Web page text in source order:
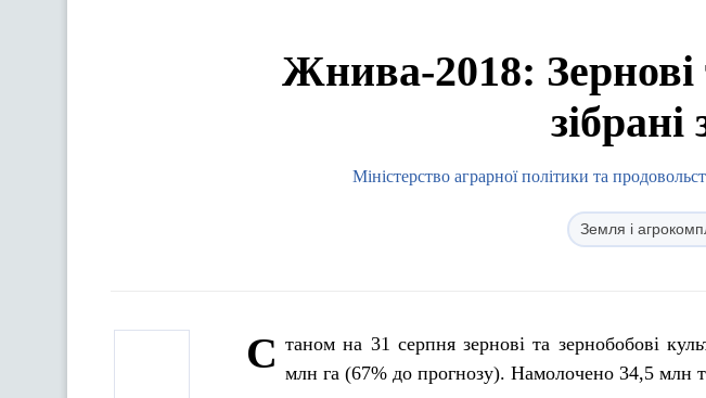
Жнива-2018: Зернові
Міністерство аграрної політики та
Земля і
С таном на 31 серпня зернові та зернобобові
млн га (67% до прогнозу). Намолочено 34,5 млн